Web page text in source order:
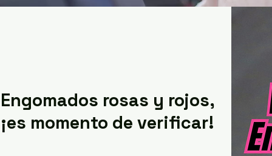
Engomados rosas y rojos,
¡es momento de verificar!